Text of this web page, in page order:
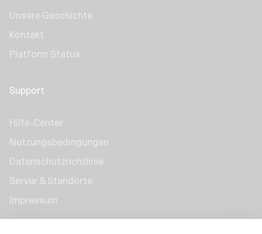
Unsere Geschichte
Kontakt
Platform Status
Support
Hilfe-Center
Nutzungsbedingungen
Datenschutzrichtlinie
Server & Standorte
Impressum